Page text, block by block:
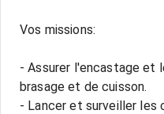
Vos missions:
- Assurer l'encastage et
brasage et de cuisson.
- Lancer et surveiller les